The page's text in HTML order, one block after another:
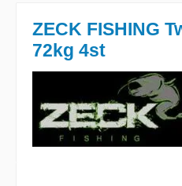
ZECK FISHING
72kg 4st